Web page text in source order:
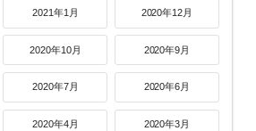
2021年1月 2020年12月
2020年10月 2020年9月
2020年7月 2020年6月
2020年4月 2020年3月